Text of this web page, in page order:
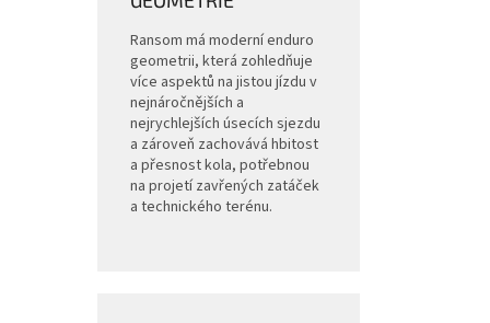
Ransom má moderní enduro
geometrii, která zohledňuje
více aspektů na jistou jízdu v
nejnáročnějších a
nejrychlejších úsecích sjezdu
a zároveň zachovává hbitost
a přesnost kola, potřebnou
na projetí zavřených zatáček
a technického terénu.